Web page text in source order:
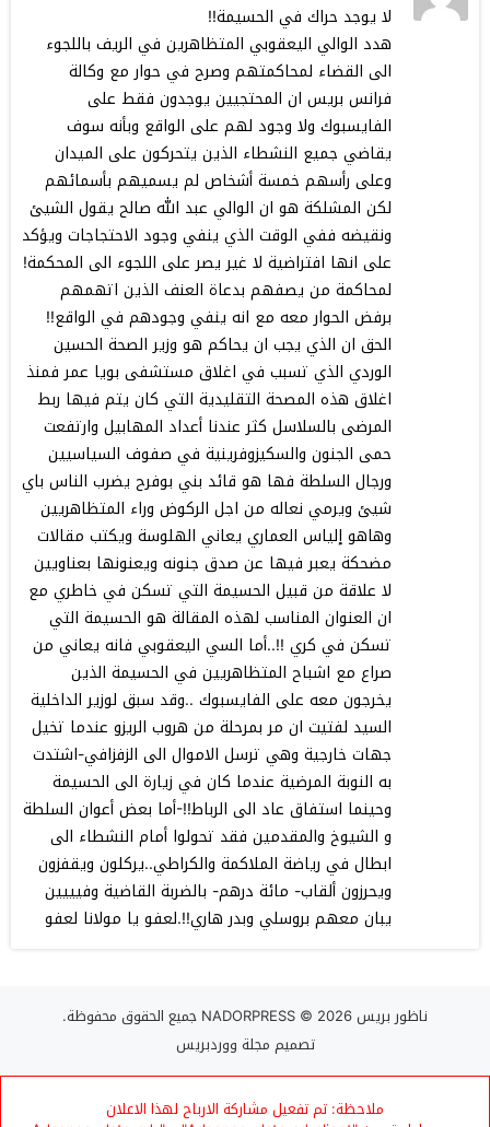
لا يوجد حراك في الحسيمة!!
هدد الوالي اليعقوبي المتظاهرين في الريف باللجوء
الى القضاء لمحاكمتهم وصرح في حوار مع وكالة
فرانس بريس ان المحتجيين يوجدون فقط على
الفايسبوك ولا وجود لهم على الواقع وبأنه سوف
يقاضي جميع النشطاء الذين يتحركون على الميدان
وعلى رأسهم خمسة أشخاص لم يسميهم بأسمائهم
لكن المشلكة هو ان الوالي عبد الله صالح يقول الشيئ
ونقيضه ففي الوقت الذي ينفي وجود الاحتجاجات ويؤكد
على انها افتراضية لا غير يصر على اللجوء الى المحكمة!
لمحاكمة من يصفهم بدعاة العنف الذين اتهمهم
برفض الحوار معه مع انه ينفي وجودهم في الواقع!!
الحق ان الذي يجب ان يحاكم هو وزير الصحة الحسين
الوردي الذي تسبب في اغلاق مستشفى بويا عمر فمنذ
اغلاق هذه المصحة التقليدية التي كان يتم فيها ربط
المرضى بالسلاسل كثر عندنا أعداد المهابيل وارتفعت
حمى الجنون والسكيزوفرينية في صفوف السياسيين
ورجال السلطة فها هو قائد بني بوفرح يضرب الناس باي
شيئ ويرمي نعاله من اجل الركوض وراء المتظاهريين
وهاهو إلياس العماري يعاني الهلوسة ويكتب مقالات
مضحكة يعبر فيها عن صدق جنونه ويعنونها بعناويين
لا علاقة من قبيل الحسيمة التي تسكن في خاطري مع
ان العنوان المناسب لهذه المقالة هو الحسيمة التي
تسكن في كري !!..أما السي اليعقوبي فانه يعاني من
صراع مع اشباح المتظاهريين في الحسيمة الذين
يخرجون معه على الفايسبوك ..وقد سبق لوزير الداخلية
السيد لفتيت ان مر بمرحلة من هروب الريزو عندما تخيل
جهات خارجية وهي ترسل الاموال الى الزفزافي-اشتدت
به النوبة المرضية عندما كان في زيارة الى الحسيمة
وحينما استفاق عاد الى الرباط!!-أما بعض أعوان السلطة
و الشيوخ والمقدمين فقد تحولوا أمام النشطاء الى
ابطال في رياضة الملاكمة والكراطي..يركلون ويقفزون
ويحرزون ألقاب- مائة درهم- بالضربة القاضية وفيييين
يبان معهم بروسلي وبدر هاري!!.لعفو يا مولانا لعفو
ناظور بريس NADORPRESS© 2026 جميع الحقوق محفوظة.
تصميم مجلة ووردبريس
ملاحظة: تم تفعيل مشاركة الارباح لهذا الاعلان